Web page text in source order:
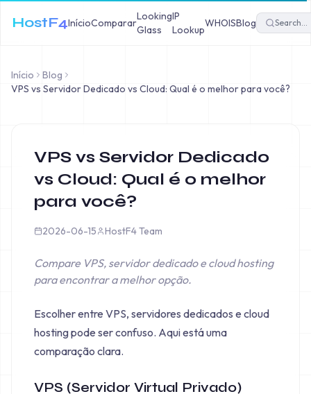
HostF4InícioComparar
Looking
Glass
IP
Lookup
WHOISBlog
Início
Blog
VPS vs Servidor Dedicado vs Cloud: Qual é o melhor para você?
VPS vs Servidor Dedicado
vs Cloud: Qual é o melhor
para você?
2026-06-15 HostF4 Team
Compare VPS, servidor dedicado e cloud hosting
para encontrar a melhor opção.
Escolher entre VPS, servidores dedicados e cloud
hosting pode ser confuso. Aqui está uma
comparação clara.
VPS (Servidor Virtual Privado)